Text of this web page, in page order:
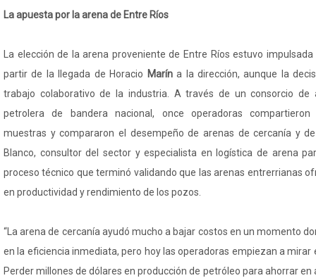
La apuesta por la arena de Entre Ríos
La elección de la arena proveniente de Entre Ríos estuvo
partir de la llegada de Horacio Marína la dirección, aunque la
trabajo colaborativo de la industria. A través de un consorcio de
petrolera de bandera nacional, once operadoras compartieron
muestras y compararon el desempeño de arenas de cercanía y
Blanco, consultor del sector y especialista en logística de arena
proceso técnico que terminó validando que las arenas entrerrianas
en productividad y rendimiento de los pozos.
“La arena de cercanía ayudó mucho a bajar costos en un momento
en la eficiencia inmediata, pero hoy las operadoras empiezan a mirar
Perder millones de dólares en producción de petróleo para ahorrar en